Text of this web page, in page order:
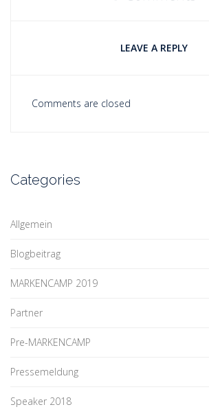
LEAVE A REPLY
Comments are closed
Categories
Allgemein
Blogbeitrag
MARKENCAMP 2019
Partner
Pre-MARKENCAMP
Pressemeldung
Speaker 2018